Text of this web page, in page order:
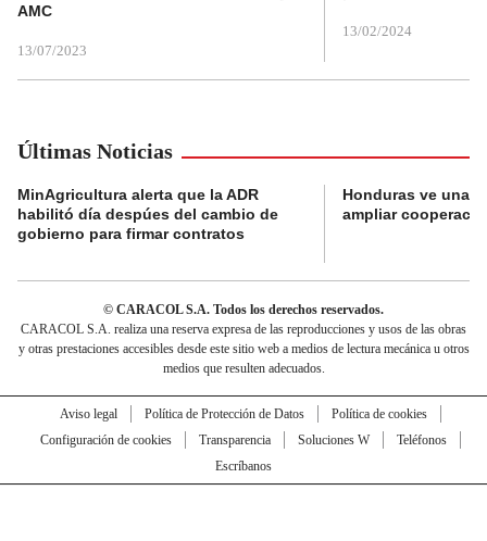
AMC
13/07/2023
13/02/2024
Últimas Noticias
MinAgricultura alerta que la ADR
habilitó día despúes del cambio de
gobierno para firmar contratos
Honduras ve una
ampliar
© CARACOL S.A. Todos los derechos reservados.
CARACOL S.A. realiza una reserva expresa de las reproducciones y usos de las obras
y otras prestaciones accesibles desde este sitio web a medios de lectura mecánica u otros
medios que resulten adecuados.
Aviso legal Política de Protección de Datos
Política de cookies
Configuración de cookies
Transparencia Soluciones W
Teléfonos
Escríbanos